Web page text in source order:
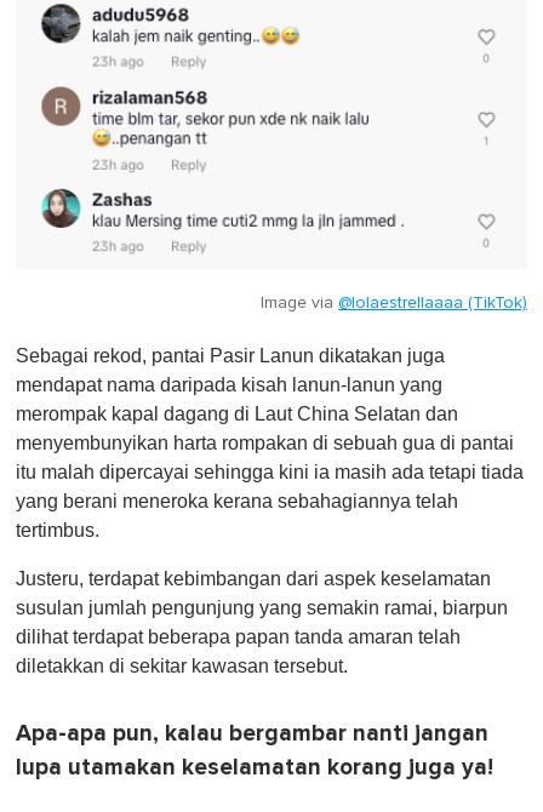
Image via @lolaestrellaaaa (TikTok)
Sebagai rekod, pantai Pasir Lanun dikatakan juga
mendapat nama daripada kisah lanun-lanun yang
merompak kapal dagang di Laut China Selatan dan
menyembunyikan harta rompakan di sebuah gua di pantai
itu malah dipercayai sehingga kini ia masih ada tetapi tiada
yang berani meneroka kerana sebahagiannya telah
tertimbus.
Justeru, terdapat kebimbangan dari aspek keselamatan
susulan jumlah pengunjung yang semakin ramai, biarpun
dilihat terdapat beberapa papan tanda amaran telah
diletakkan di sekitar kawasan tersebut.
Apa-apa pun, kalau bergambar nanti jangan
lupa utamakan keselamatan korang juga ya!